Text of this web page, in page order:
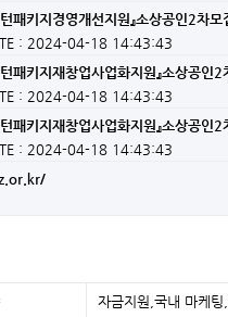
패키지경영개선지원』소상공인2차
: 2024-04-18 14:43:43
패키지재창업사업화지원』소상공인
: 2024-04-18 14:43:43
패키지재창업사업화지원』소상공인
: 2024-04-18 14:43:43
자금지원,국내 마케팅